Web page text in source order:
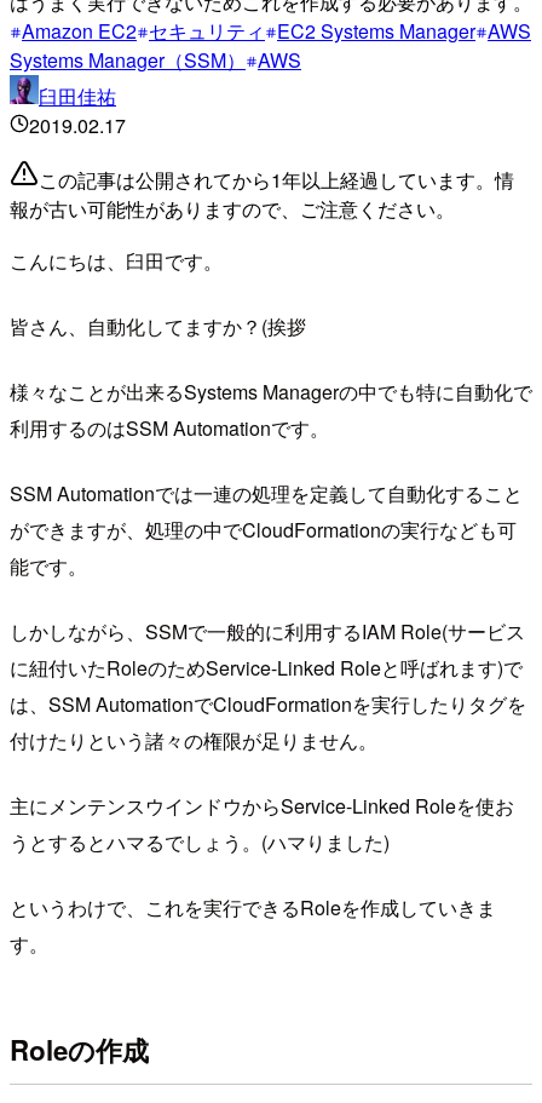
Amazon EC2 セキュリティ EC2 Systems Manager AWS
Systems Manager（SSM）
AWS
臼田佳祐
2019.02.17
この記事は公開されてから1年以上経過しています。情
報が古い可能性がありますので、ご注意ください。
こんにちは、臼田です。
皆さん、自動化してますか？(挨拶
様々なことが出来るSystems Managerの中でも特に自動化で
利用するのはSSM Automationです。
SSM Automationでは一連の処理を定義して自動化すること
ができますが、処理の中でCloudFormationの実行なども可
能です。
しかしながら、SSMで一般的に利用するIAM Role(サービス
に紐付いたRoleのためService-Linked Roleと呼ばれます)で
は、SSM AutomationでCloudFormationを実行したりタグを
付けたりという諸々の権限が足りません。
主にメンテンスウインドウからService-Linked Roleを使お
うとするとハマるでしょう。(ハマりました)
というわけで、これを実行できるRoleを作成していきま
す。
Roleの作成